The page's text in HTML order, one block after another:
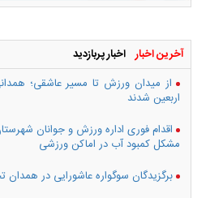
آخرین اخبار اخبار پربازدید
از میدان ورزش تا مسیر عاشقی؛
اربعین شدند
اقدام فوری اداره ورزش و جوانان
مشکل کمبود آب در اماکن ورزشی
برگزیدگان سوگواره عاشورایی در همدان